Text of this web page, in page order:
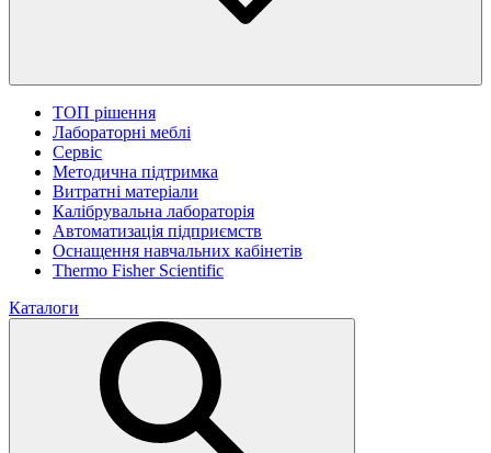
ТОП рішення
Лабораторні меблі
Сервіс
Методична підтримка
Витратні матеріали
Калібрувальна лабораторія
Автоматизація підприємств
Оснащення навчальних кабінетів
Thermo Fisher Scientific
Каталоги